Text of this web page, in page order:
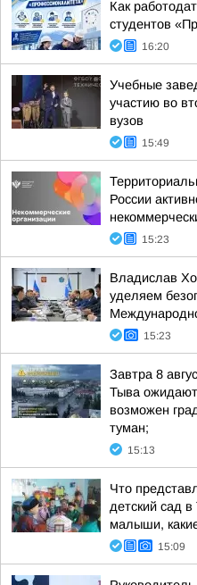
Как
студентов
16:20
Учебные
участию во
вузов
15:49
России
15:23
Владислав
уделяем
15:23
Завтра 8
Тыва
возможен
туман;
15:13
Что
детский сад
малыши,
15:09